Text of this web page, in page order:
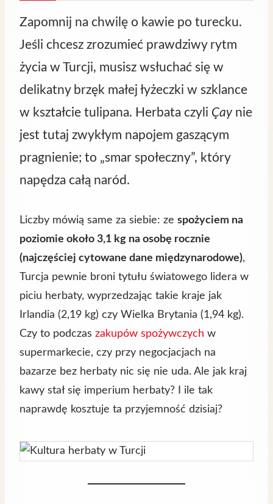
Zapomnij na chwilę o kawie po turecku.
Jeśli chcesz zrozumieć prawdziwy rytm
życia w Turcji, musisz wsłuchać się w
delikatny brzęk małej łyżeczki w szklance
w kształcie tulipana. Herbata czyli Çaynie
jest tutaj zwykłym napojem gaszącym
pragnienie; to „smar społeczny”, który
napędza całą naród.
Liczby mówią same za siebie: ze spożyciem na
poziomie około 3,1 kg na osobę rocznie
(najczęściej cytowane dane międzynarodowe),
Turcja pewnie broni tytułu światowego lidera w
piciu herbaty, wyprzedzając takie kraje jak
Irlandia (2,19 kg) czy Wielka Brytania (1,94 kg).
Czy to podczas zakupów spożywczych w
supermarkecie, czy przy negocjacjach na
bazarze bez herbaty nic się nie uda. Ale jak kraj
kawy stał się imperium herbaty? I ile tak
naprawdę kosztuje ta przyjemność dzisiaj?